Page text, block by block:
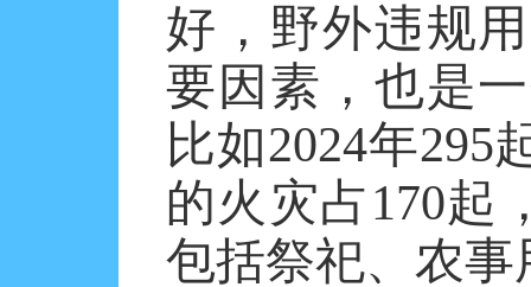
好，野外违规
要因素，也是
比如2024年295
的火灾占170起
包括祭祀、农